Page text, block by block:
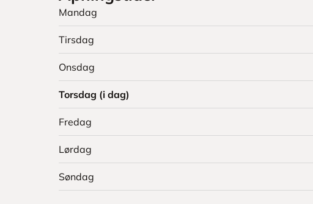
Mandag
Tirsdag
Onsdag
Torsdag (i dag)
Fredag
Lørdag
Søndag